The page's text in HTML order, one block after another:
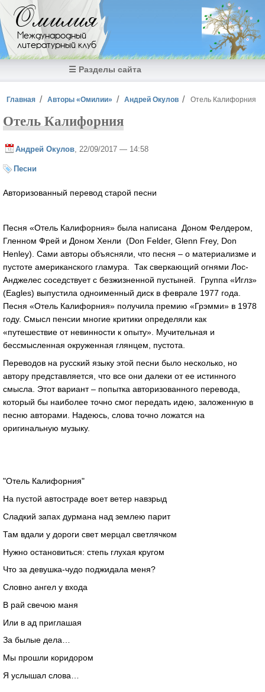
Перейти к основному содержанию
Омилия
Международный
литературный клуб
☰ Разделы сайта
Вы здесь
Главная Авторы «Омилии» Андрей Окулов Отель Калифорния
Отель Калифорния
Андрей Окулов , 22/09/2017 — 14:58
Песни
Авторизованный перевод старой песни
Песня «Отель Калифорния» была написана Доном Фелдером,
Гленном Фрей и Доном Хенли (Don Felder, Glenn Frey, Don
Henley). Сами авторы объясняли, что песня – о материализме и
пустоте американского гламура. Так сверкающий огнями Лос-
Анджелес соседствует с безжизненной пустыней. Группа «Иглз»
(Eagles) выпустила одноименный диск в феврале 1977 года.
Песня «Отель Калифорния» получила премию «Грэмми» в 1978
году. Смысл пенсии многие критики определяли как
«путешествие от невинности к опыту». Мучительная и
бессмысленная окруженная глянцем, пустота.
Переводов на русский языку этой песни было несколько, но
автору представляется, что все они далеки от ее истинного
смысла. Этот вариант – попытка авторизованного перевода,
который бы наиболее точно смог передать идею, заложенную в
песню авторами. Надеюсь, слова точно ложатся на
оригинальную музыку.
"Отель Калифорния"
На пустой автостраде воет ветер навзрыд
Сладкий запах дурмана над землею парит
Там вдали у дороги свет мерцал светлячком
Нужно остановиться: степь глухая кругом
Что за девушка-чудо поджидала меня?
Словно ангел у входа
В рай свечою маня
Или в ад приглашая
За былые дела…
Мы прошли коридором
Я услышал слова…